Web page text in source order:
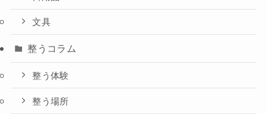
文具
整うコラム
整う体験
整う場所